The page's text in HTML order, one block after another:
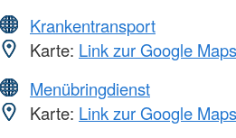
Krankentransport
Karte: Link zur Google
Menübringdienst
Karte: Link zur Google